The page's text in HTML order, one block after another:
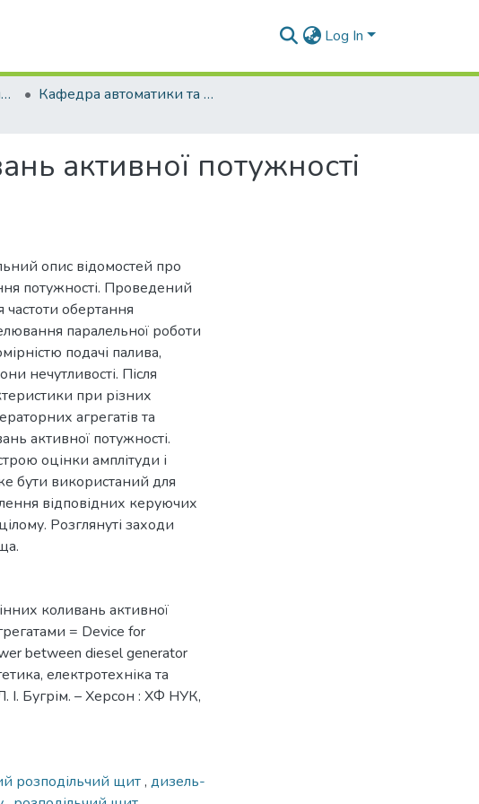
Log In
Енерготехнічний факультет
Кафедра автоматики та електроустаткування (АтаЕУ)
активної потужності
опис відомостей про
потужності. Проведений
частоти обертання
паралельної роботи
подачі палива,
нечутливості. Після
при різних
агрегатів та
активної потужності.
оцінки амплітуди і
бути використаний для
відповідних керуючих
Розглянуті заходи
коливань активної
= Device for
between diesel generator
електротехніка та
І. Бугрім. – Херсон : ХФ НУК,
розподільчий щит, дизель-